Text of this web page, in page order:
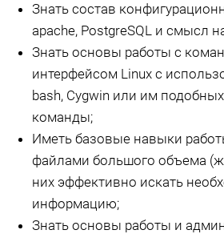
Знать состав
apache, PostgreSQL и смысл
Знать основы работы с
интерфейсом Linux c
bash, Cygwin или им
команды;
Иметь базовые навыки
файлами большого объема
них эффективно искать
информацию;
Знать основы работы и